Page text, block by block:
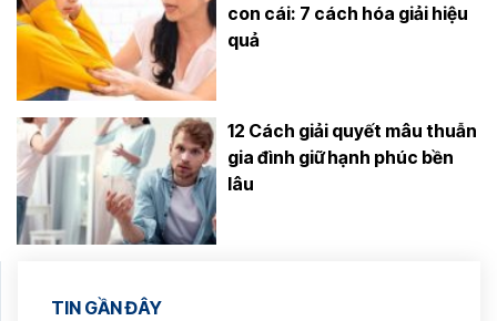
con cái: 7 cách hóa giải hiệu
quả
12 Cách giải quyết mâu thuẫn
gia đình giữ hạnh phúc bền
lâu
TIN GẦN ĐÂY